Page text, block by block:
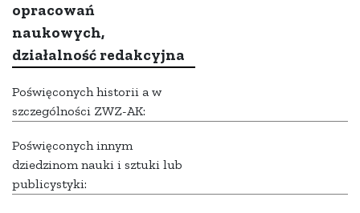
opracowań
naukowych,
działalność redakcyjna
Poświęconych historii a w
szczególności ZWZ-AK:
Poświęconych innym
dziedzinom nauki i sztuki lub
publicystyki: